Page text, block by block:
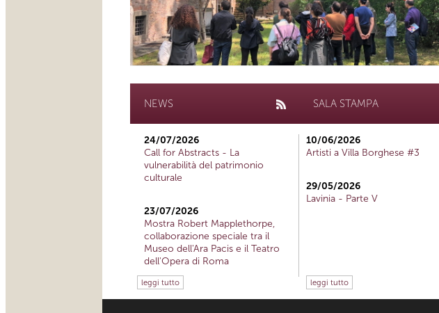
NEWS
24/07/2026
Call for Abstracts - La
vulnerabilità del patrimonio
culturale
23/07/2026
Mostra Robert Mapplethorpe,
collaborazione speciale tra il
Museo dell'Ara Pacis e il Teatro
dell'Opera di Roma
leggi tutto
SALA STAMPA
10/06/2026
Artisti a Villa Borghese #3
29/05/2026
Lavinia - Parte V
leggi tutto